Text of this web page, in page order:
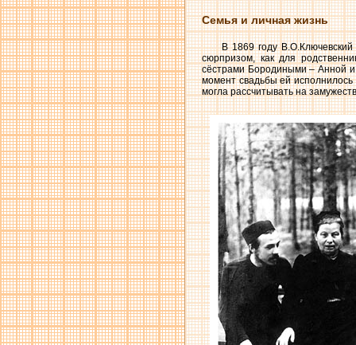
Семья и личная жизнь
В 1869 году
сюрпризом, как для
сёстрами Бородиными – Анной
момент свадьбы ей исполнилось
могла рассчитывать на